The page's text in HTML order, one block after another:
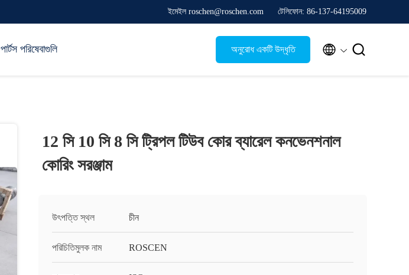
ইমেইল roschen@roschen.com টেলিফোন: 86-137-64195009
পার্টস পরিষেবাগুলি অনুরোধ একটি উদ্ধৃতি  
12 সি 10 সি 8 সি ট্রিপল টিউব কোর ব্যারেল কনভেনশনাল
কোরিং সরঞ্জাম
উৎপত্তি স্থল চীন
পরিচিতিমুলক নাম ROSCEN